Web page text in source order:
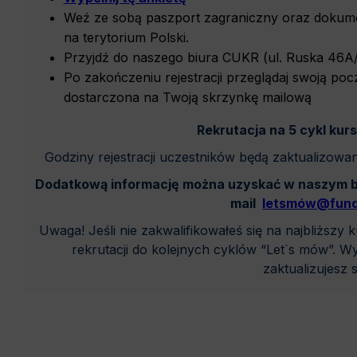
Weź ze sobą paszport zagraniczny oraz
na terytorium Polski.
Przyjdź do naszego biura CUKR (ul. Ruska
Po zakończeniu rejestracji przeglądaj swoją
dostarczona na Twoją skrzynkę mailową
Rekrutacja na 5 cykl
Godziny rejestracji uczestników będą
Dodatkową informację można uzyskać w naszym
mail
Uwaga! Jeśli nie zakwalifikowałeś się na najbliższy
rekrutacji do kolejnych cyklów “Let`s mów”.
zaktualizujesz